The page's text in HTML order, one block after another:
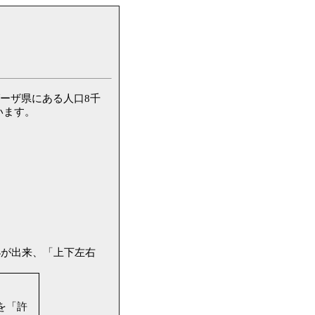
ザ県にある人口8千
す。
出来、「上下左右
「許